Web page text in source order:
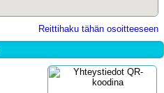
Reittihaku tähän osoitteeseen